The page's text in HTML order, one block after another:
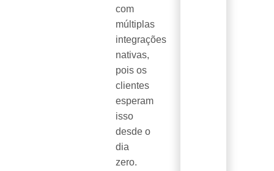
com
múltiplas
integrações
nativas,
pois os
clientes
esperam
isso
desde o
dia
zero.